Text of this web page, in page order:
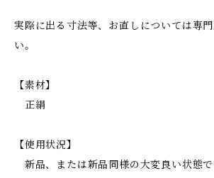
実際に出る寸法等、お直しについては専
い。
【素材】
正絹
【使用状況】
新品、または新品同様の大変良い状態